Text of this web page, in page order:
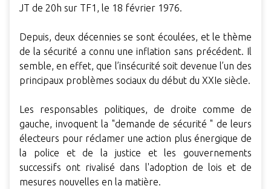
JT de 20h sur TF1, le 18 février 1976.
Depuis, deux décennies se sont écoulées, et le thème
de la sécurité a connu une inflation sans précédent. Il
semble, en effet, que l’insécurité soit devenue l’un des
principaux problèmes sociaux du début du XXIe siècle.
Les responsables politiques, de droite comme de
gauche, invoquent la "demande de sécurité " de leurs
électeurs pour réclamer une action plus énergique de
la police et de la justice et les gouvernements
successifs ont rivalisé dans l'adoption de lois et de
mesures nouvelles en la matière.